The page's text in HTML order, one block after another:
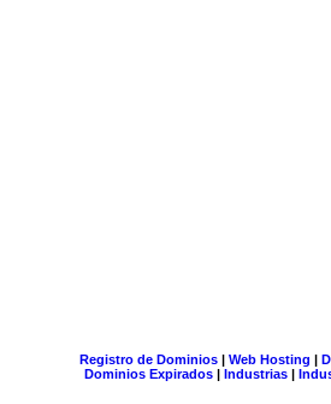
Registro de Dominios| Web Hosting |
Dominios Expirados | Industrias |